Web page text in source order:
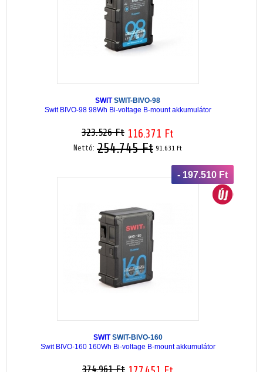
SWITSWIT-BIVO-98
Swit BIVO-98 98Wh Bi-voltage B-mount akkumulátor
323.526 Ft 116.371 Ft
Nettó: 254.745 Ft 91.631 Ft
- 197.510 Ft
SWITSWIT-BIVO-160
Swit BIVO-160 160Wh Bi-voltage B-mount akkumulátor
374.961 Ft